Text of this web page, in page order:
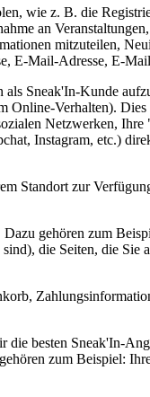
wie z. B. die
an
mitzuteilen,
E-Mail-Adresse, E-
Sneak'In-Kunde
Online-Verhalten).
Netzwerken,
Instagram, etc.)
Standort zur
gehören zum
die Seiten, die Sie
besten Sneak'In-
zum Beispiel: